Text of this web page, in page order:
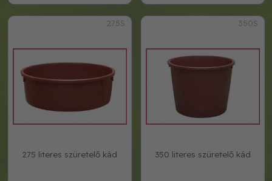
275S
275 literes szüretelő kád
350S
350 literes szüretelő kád